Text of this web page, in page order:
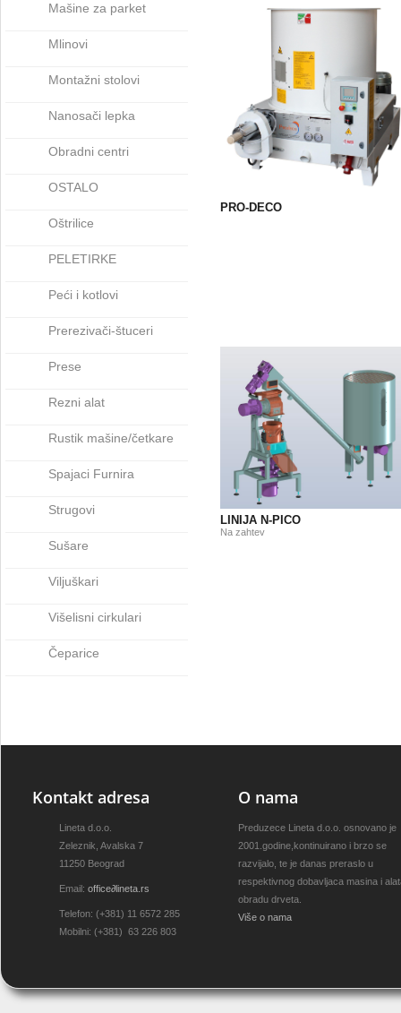
Mašine za parket
Mlinovi
Montažni stolovi
Nanosači lepka
Obradni centri
OSTALO
Oštrilice
PELETIRKE
Peći i kotlovi
Prerezivači-štuceri
Prese
Rezni alat
Rustik mašine/četkare
Spajaci Furnira
Strugovi
Sušare
Viljuškari
Višelisni cirkulari
Čeparice
PRO-DECO
LINIJA N-PICO
Na zahtev
Kontakt adresa
Lineta d.o.o.
Zeleznik, Avalska 7
11250 Beograd
Email: office∂lineta.rs
Telefon: (+381) 11 6572 285
Mobilni: (+381) 63 226 803
O nama
Preduzece Lineta d.o.o. osnovano je
2001.godine,kontinuirano i brzo se
razvijalo, te je danas preraslo u
respektivnog dobavljaca masina i
obradu drveta.
Više o nama